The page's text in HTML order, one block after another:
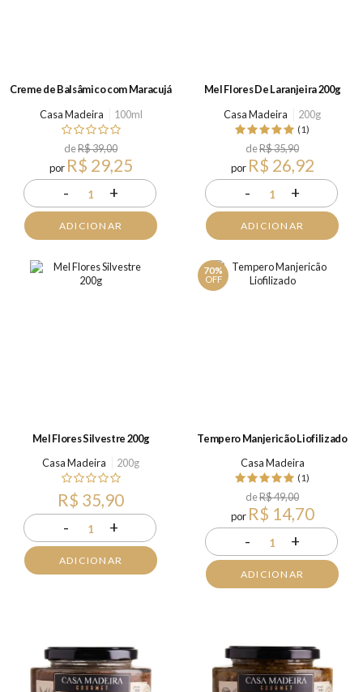
Creme de Balsâmico com Maracujá
Casa Madeira
100ml
deR$ 39,00
por R$ 29,25
- 1 +
ADICIONAR
Mel Flores De Laranjeira 200g
Casa Madeira
200g
(1)
deR$ 35,90
por R$ 26,92
- 1 +
ADICIONAR
Mel Flores Silvestre 200g
Casa Madeira
200g
R$ 35,90
- 1 +
ADICIONAR
70%
OFF
Tempero Manjericão Liofilizado
Casa Madeira
(1)
deR$ 49,00
por R$ 14,70
- 1 +
ADICIONAR